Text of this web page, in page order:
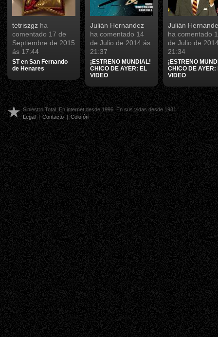
tetriszgz ha
comentado 17 de
Septiembre de 2015
ás 17:44
ST en San Fernando
de Henares
Julián Hernandez
ha comentado 14
de Julio de 2014 ás
21:37
¡ESTRENO MUNDIAL!
CHICO DE AYER: EL
VIDEO
Julián
ha comentado
de Julio de
21:34
¡ESTRENO
CHICO DE AYER:
VIDEO
Siniestro Total. En internet desde 1996. En sus vidas desde 1981.
Legal
| Contacto | Colofón